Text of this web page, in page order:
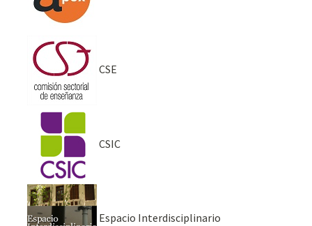
CSE
CSIC
Espacio Interdisciplinario